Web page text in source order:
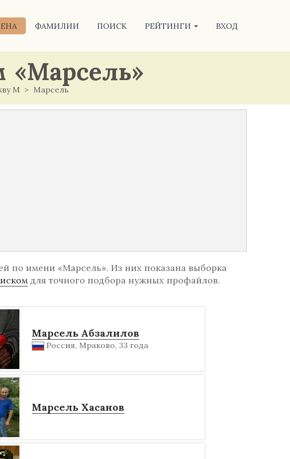
ФАМИЛИИ ПОИСК РЕЙТИНГИ ВХОД
М Марсель
по имени «Марсель». Из них показана выборка
для точного подбора нужных профайлов.
Марсель Абзалилов
Россия, Мраково, 33 года
Марсель Хасанов